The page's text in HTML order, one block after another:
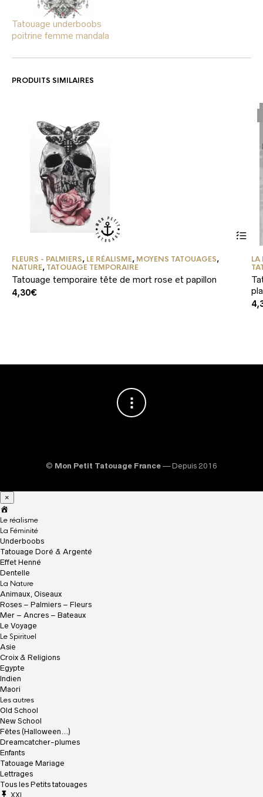
Tatouage underboobs
poitrine femme mandala
PRODUITS SIMILAIRES
FLEURS - PALMIERS, LE RÉALISME, MOYENS TATOUAGES,
NATURE, TATOUAGE TEMPORAIRE
Tatouage temporaire tête de mort rose et papillon
4,30€
LA
© Mon Petit Tatouage France — Depuis 2016
×
c
c
u
e
i
l
Le réalisme
La Féminité
Underboobs
Tatouage Doré & Argenté
Effet Henné
Dentelle
La Nature
Animaux, Oiseaux
Roses – Palmiers – Fleurs
Mer – Ancres – Bateaux
Le Voyage
Le Spirituel
Asie
Croix & Religions
Egypte
Indien
Maori
Les autres
Old School
New School
Fêtes (Halloween…)
Dreamcatcher-plumes
Enfants
Tatouage Mariage
Lettrages
Tous les Petits tatouages
XXL